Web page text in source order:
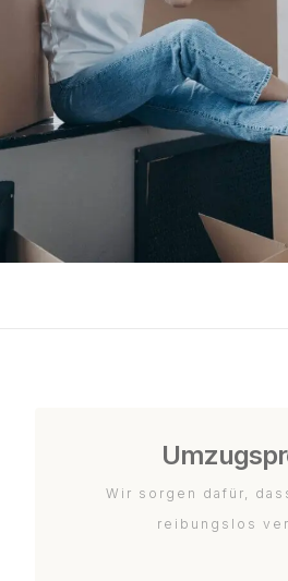
Wir sorgen dafür,
reibungslos